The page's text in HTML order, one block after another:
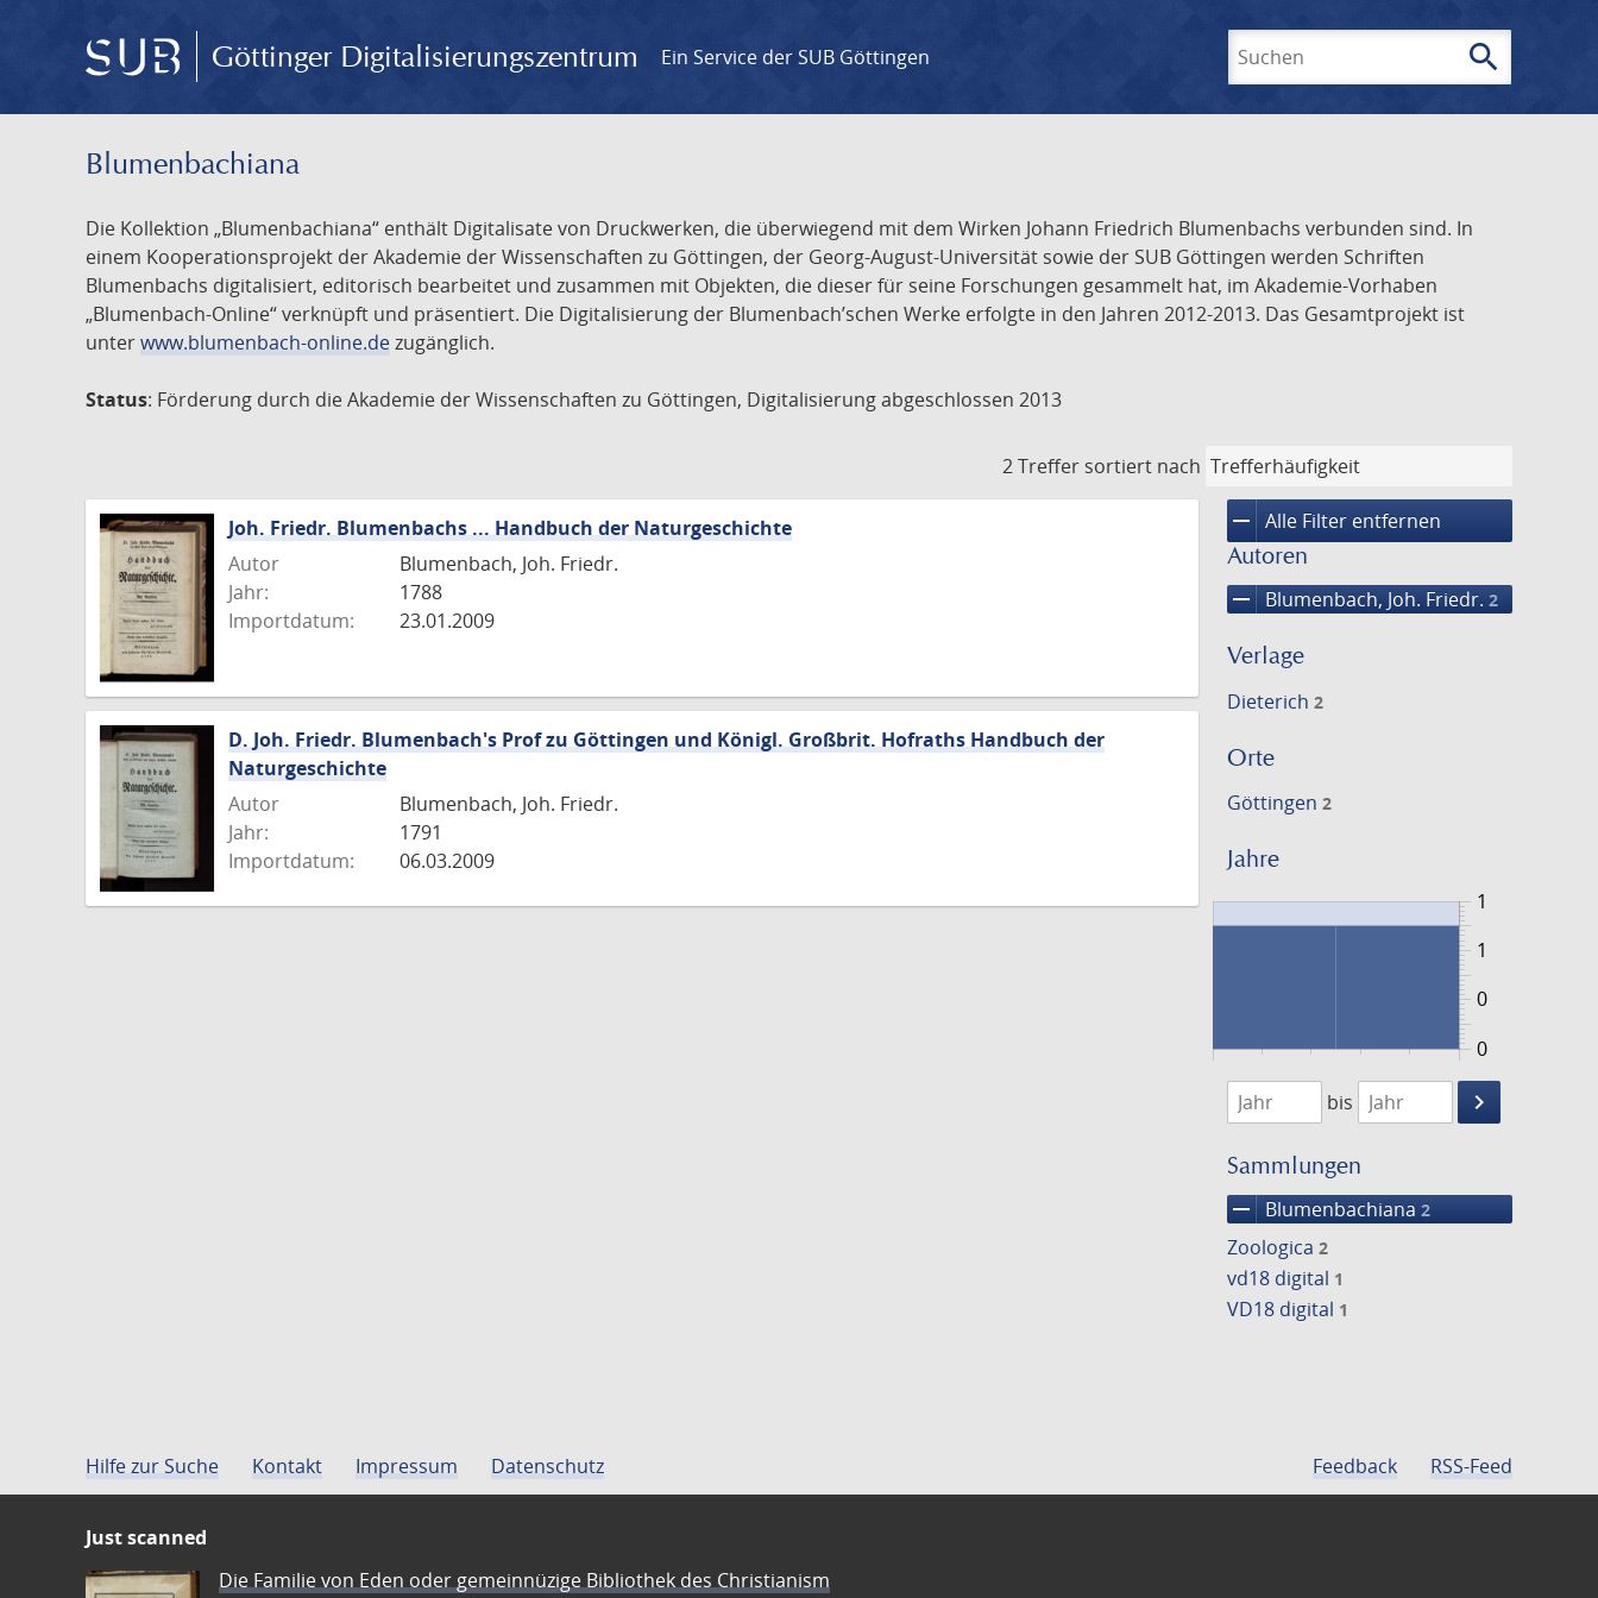
Göttinger Digitalisierungszentrum Ein Service der SUB Göttingen search
Blumenbachiana
Die Kollektion „Blumenbachiana“ enthält Digitalisate von Druckwerken, die überwiegend mit dem Wirken Johann Friedrich Blumenbachs verbunden sind. In
einem Kooperationsprojekt der Akademie der Wissenschaften zu Göttingen, der Georg-August-Universität sowie der SUB Göttingen werden Schriften
Blumenbachs digitalisiert, editorisch bearbeitet und zusammen mit Objekten, die dieser für seine Forschungen gesammelt hat, im Akademie-Vorhaben
„Blumenbach-Online“ verknüpft und präsentiert. Die Digitalisierung der Blumenbach’schen Werke erfolgte in den Jahren 2012-2013. Das Gesamtprojekt ist
unterwww.blumenbach-online.dezugänglich.
Status: Förderung durch die Akademie der Wissenschaften zu Göttingen, Digitalisierung abgeschlossen 2013
2 Treffer sortiert nach
remove Alle Filter entfernen
Autoren
remove Blumenbach, Joh. Friedr. 2
Verlage
Dieterich 2
Orte
Göttingen 2
Jahre
0
1
0
1
1788
1794
bis
keyboard_arrow_right
Suche
Sammlungen
remove Blumenbachiana 2
Zoologica 2
vd18 digital 1
VD18 digital 1
Joh. Friedr. Blumenbachs ... Handbuch der Naturgeschichte
Autor
Blumenbach, Joh. Friedr.
Jahr:
1788
Importdatum:
23.01.2009
D. Joh. Friedr. Blumenbach's Prof zu Göttingen und Königl. Großbrit. Hofraths Handbuch der
Naturgeschichte
Autor
Blumenbach, Joh. Friedr.
Jahr:
1791
Importdatum:
06.03.2009
Hilfe zur Suche Kontakt Impressum Datenschutz Feedback RSS-Feed
Just scanned
Die Familie von Eden oder gemeinnüzige Bibliothek des Christianism